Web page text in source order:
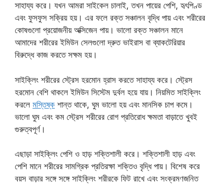
সাহায্য করে। যখন আমরা সাইকেল চালাই, তখন পায়ের পেশি, হৃৎপিণ্ড
এবং ফুসফুস সক্রিয় হয়। এর ফলে রক্ত সঞ্চালন বৃদ্ধি পায় এবং শরীরের
কোষগুলো প্রয়োজনীয় অক্সিজেন পায়। ভালো রক্ত সঞ্চালন মানে
আমাদের শরীরের ইমিউন সেলগুলো দ্রুত ভাইরাস বা ব্যাকটেরিয়ার
বিরুদ্ধে কাজ করতে সক্ষম হয়।
সাইক্লিং শরীরের স্ট্রেস হরমোন হ্রাস করতে সাহায্য করে। স্ট্রেস
হরমোন বেশি থাকলে ইমিউন সিস্টেম দুর্বল হয়ে যায়। নিয়মিত সাইক্লিং
করলে মস্তিষ্ক শান্ত থাকে, ঘুম ভালো হয় এবং মানসিক চাপ কমে।
ভালো ঘুম এবং কম স্ট্রেস শরীরের রোগ প্রতিরোধ ক্ষমতা বাড়াতে খুবই
গুরুত্বপূর্ণ।
এছাড়া সাইক্লিং পেশি ও হাড় শক্তিশালী করে। শক্তিশালী হাড় এবং
পেশি মানে শরীরের সামগ্রিক প্রতিরক্ষা শক্তিও বৃদ্ধি পায়। বিশেষ করে
বয়স বাড়ার সঙ্গে সঙ্গে সাইক্লিং শরীরকে ফিট রাখে এবং সংক্রমণজনিত